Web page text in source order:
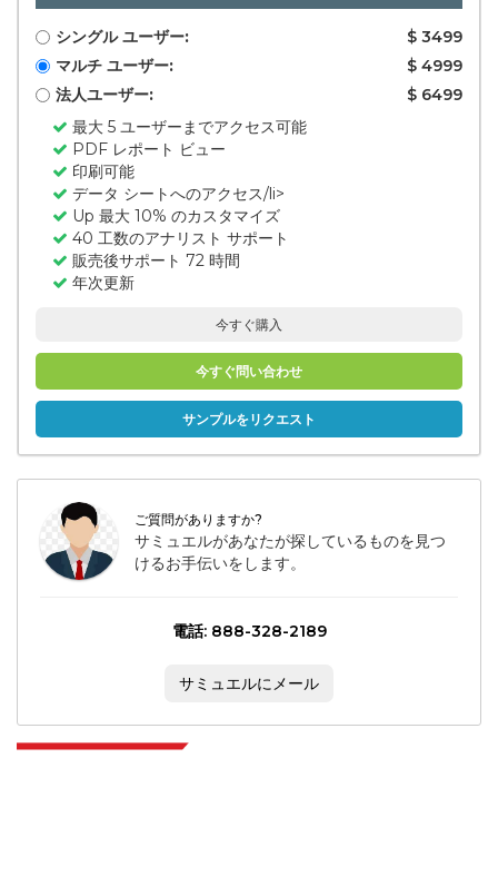
シングル ユーザー:
$ 3499
マルチ ユーザー:
$ 4999
法人ユーザー:
$ 6499
最大 5 ユーザーまでアクセス可能
PDF レポート ビュー
印刷可能
データ シートへのアクセス/li>
Up 最大 10% のカスタマイズ
40 工数のアナリスト サポート
販売後サポート 72 時間
年次更新
今すぐ購入
今すぐ問い合わせ
サンプルをリクエスト
ご質問がありますか?
サミュエルがあなたが探しているものを見つ
けるお手伝いをします。
電話: 888-328-2189
サミュエルにメール